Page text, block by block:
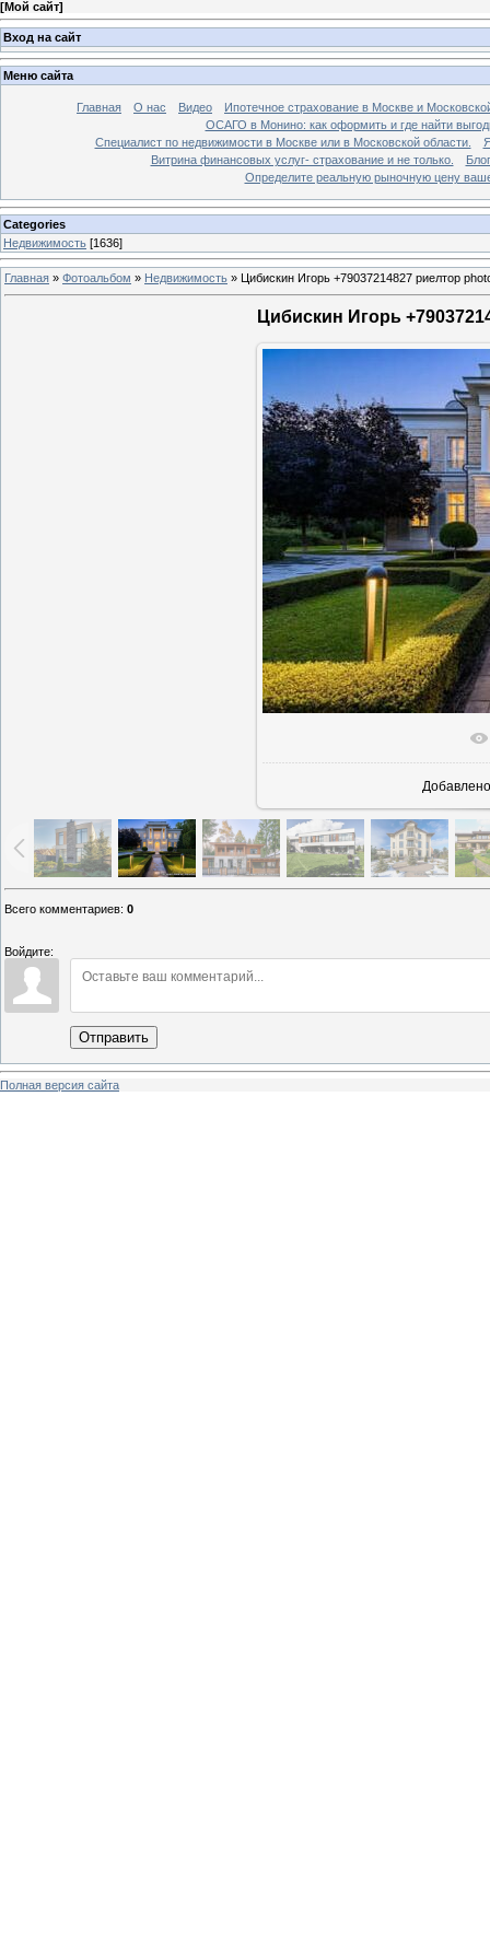
[Мой сайт]
Вход на сайт
Меню сайта
Главная О нас Видео
Ипотечное страхование в Москве и
ОСАГО в Монино: как оформить и где найти
Специалист по недвижимости в Москве или в Московской области.
Витрина финансовых услуг- страхование и не только.
Блог
Определите реальную рыночную цену
Categories
Недвижимость [1636]
Главная » Фотоальбом » Недвижимость » Цибискин Игорь +79037214827 риелтор
Цибискин Игорь
В
Добавлено
Всего комментариев: 0
Войдите:
Отправить
Полная версия сайта